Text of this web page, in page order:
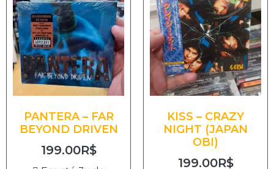
PANTERA – FAR
BEYOND DRIVEN
199.00R$
KISS – CRAZY
NIGHT (JAPAN
OBI)
199.00R$